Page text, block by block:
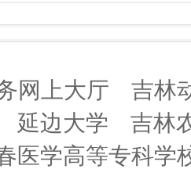
网上大厅
吉林
延边大学
吉林
医学高等专科学